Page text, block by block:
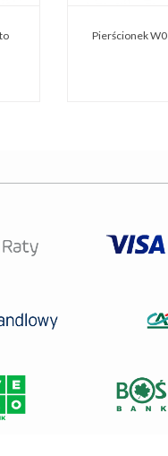
Pierścionek